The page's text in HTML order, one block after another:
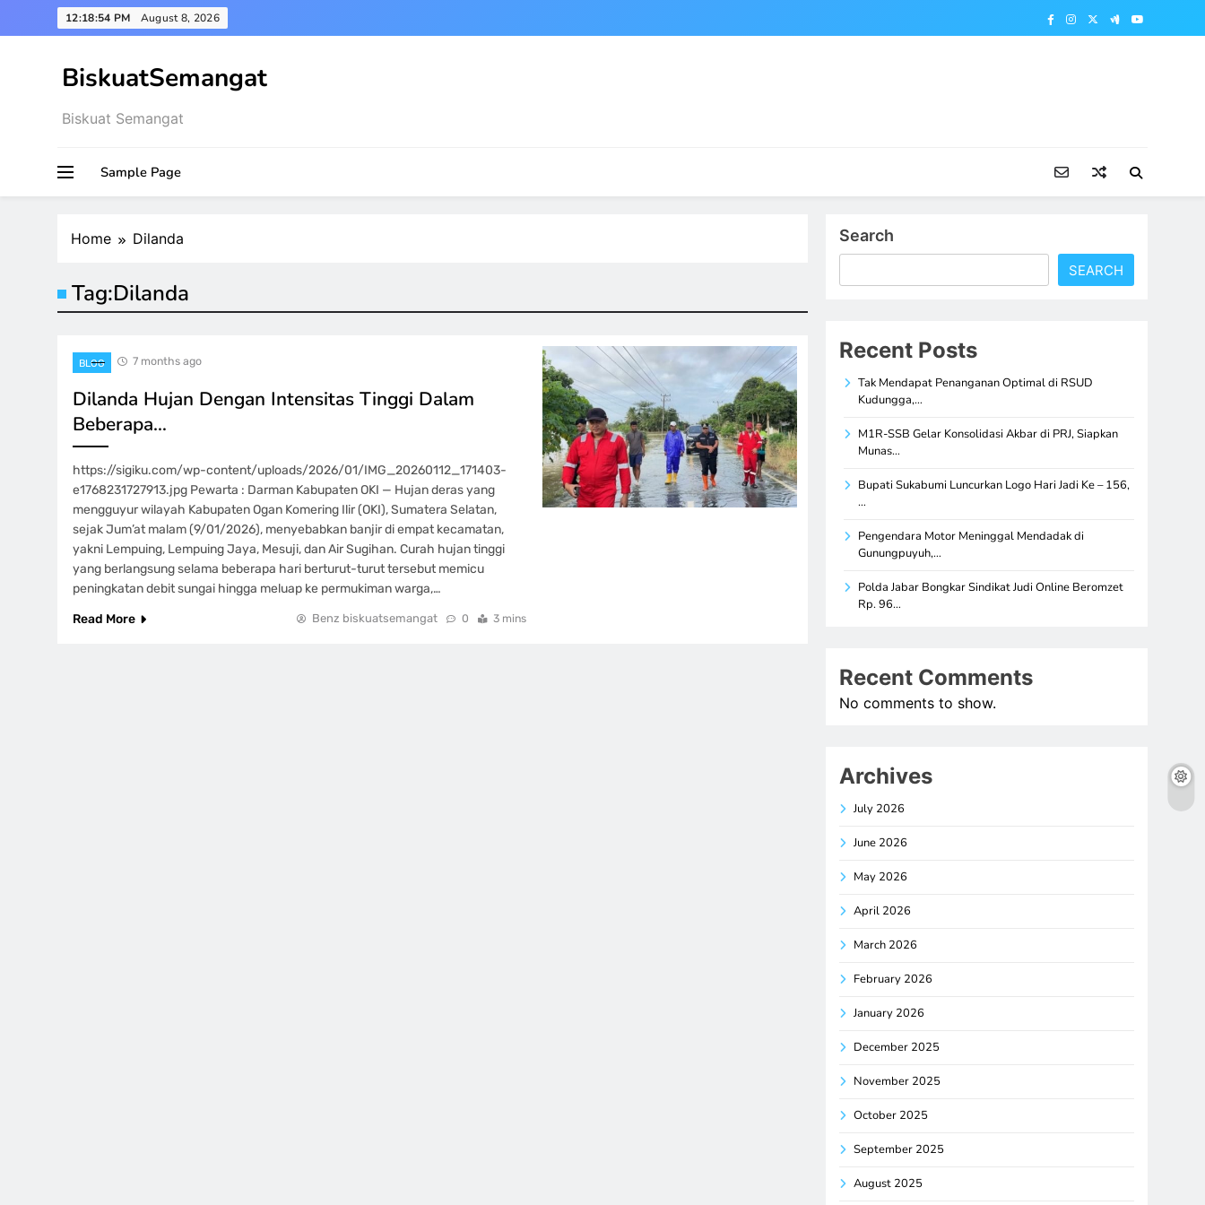
to
12:18:54 PM August 8, 2026
BiskuatSemangat
Biskuat Semangat
Sample Page
Home Dilanda
Tag:Dilanda
BLOG 7 months ago
Dilanda Hujan Dengan Intensitas Tinggi Dalam
Beberapa…
https://sigiku.com/wp-content/uploads/2026/01/IMG_20260112_171403-
e1768231727913.jpg Pewarta : Darman Kabupaten OKI — Hujan deras yang
mengguyur wilayah Kabupaten Ogan Komering Ilir (OKI), Sumatera Selatan,
sejak Jum’at malam (9/01/2026), menyebabkan banjir di empat kecamatan,
yakni Lempuing, Lempuing Jaya, Mesuji, dan Air Sugihan. Curah hujan tinggi
yang berlangsung selama beberapa hari berturut-turut tersebut memicu
peningkatan debit sungai hingga meluap ke permukiman warga,…
Read More
Benz biskuatsemangat 0 3 mins
Search
SEARCH
Recent Posts
Tak Mendapat Penanganan Optimal di RSUD
Kudungga,…
M1R-SSB Gelar Konsolidasi Akbar di PRJ, Siapkan
Munas…
Bupati Sukabumi Luncurkan Logo Hari Jadi Ke – 156,
…
Pengendara Motor Meninggal Mendadak di
Gunungpuyuh,…
Polda Jabar Bongkar Sindikat Judi Online Beromzet
Rp. 96…
Recent Comments
No comments to show.
Archives
July 2026
June 2026
May 2026
April 2026
March 2026
February 2026
January 2026
December 2025
November 2025
October 2025
September 2025
August 2025